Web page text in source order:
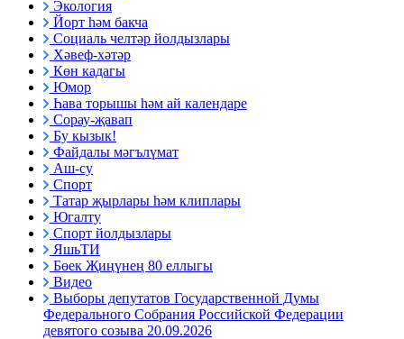
Экология
Йорт һәм бакча
Социаль челтәр йолдызлары
Хәвеф-хәтәр
Көн кадагы
Юмор
Һава торышы һәм ай календаре
Сорау-җавап
Бу кызык!
Файдалы мәгълүмат
Аш-су
Спорт
Татар җырлары һәм клиплары
Югалту
Спорт йолдызлары
ЯшьТИ
Бөек Җиңүнең 80 еллыгы
Видео
Выборы депутатов Государственной Думы
Федерального Собрания Российской Федерации
девятого созыва 20.09.2026